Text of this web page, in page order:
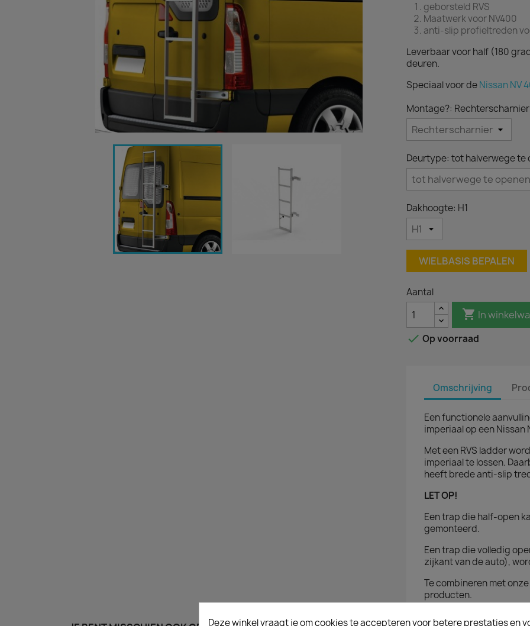
geborsteld RVS
Maatwerk voor NV400
anti-slip profieltreden
Leverbaar voor half (180
deuren.
Speciaal voor deNissan NV
Montage?: Rechterscharnier
Deurtype: tot halverwege te
Dakhoogte: H1
WIELBASIS BEPALEN
Aantal
 In
 Op voorraad
Omschrijving
Een functionele
imperiaal op een Nissan
Met een RVS ladder
imperiaal te lossen.
heeft brede anti-slip
LET OP!
Een trap die half-open
gemonteerd.
Een trap die volledig
zijkant van de auto),
Te combineren met onze
producten.
Deze winkel vraagt je om cookies te accepteren voor betere prestaties en